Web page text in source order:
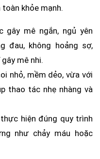
khỏe mạnh.
mê ngắn, ngủ yên
đau, không hoảng sợ,
mê nhi.
nhỏ, mềm dẻo, vừa với
thao tác nhẹ nhàng và
thực hiện đúng quy trình
như chảy máu hoặc